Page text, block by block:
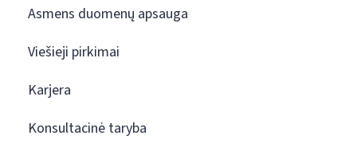
Asmens duomenų apsauga
Viešieji pirkimai
Karjera
Konsultacinė taryba